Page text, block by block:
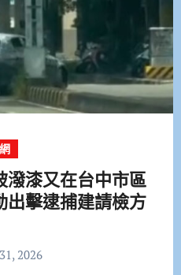
潑漆又在台中市區
擊逮捕建請檢方
2026